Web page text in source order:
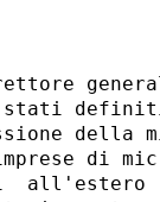
stati
della
di
all'estero